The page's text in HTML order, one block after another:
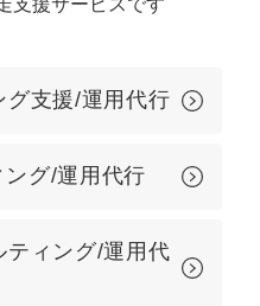
支援サービスです
グ支援/運用代行
グ/運用代行
ティング/運用代